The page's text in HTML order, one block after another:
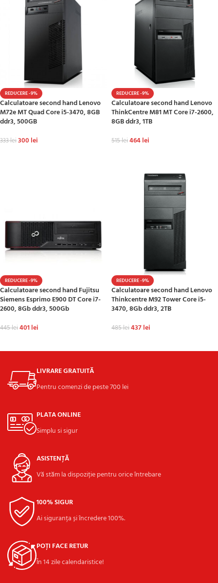
REDUCERE -9%
Calculatoare second hand Lenovo
M72e MT Quad Core i5-3470, 8GB
ddr3, 500GB
333lei300 lei
REDUCERE -9%
Calculatoare second hand Lenovo
ThinkCentre M81 MT Core i7-2600,
8GB ddr3, 1TB
515lei464lei
REDUCERE -9%
Calculatoare second hand Fujitsu
Siemens Esprimo E900 DT Core i7-
2600, 8Gb ddr3, 500Gb
445lei401 lei
REDUCERE -9%
Calculatoare second hand Lenovo
Thinkcentre M92 Tower Core i5-
3470, 8Gb ddr3, 2TB
485lei437lei
LIVRARE GRATUITĂ
Pentru comenzi de peste 700 lei
PLATA ONLINE
Simplu si sigur
ASISTENȚĂ
Vă stăm la dispoziție pentru orice întrebare
100% SIGUR
Ai siguranța și încredere 100%.
POȚI FACE RETUR
În 14 zile calendaristice!